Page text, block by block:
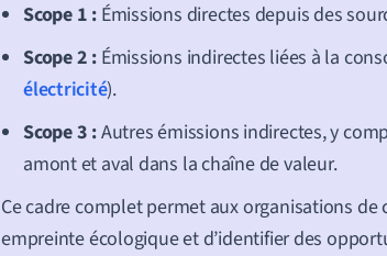
Scope 1 : Émissions directes depuis des
Scope 2 : Émissions indirectes liées à la
électricité).
Scope 3 :Autres émissions indirectes, y
amont et aval dans la chaîne de valeur.
Ce cadre complet permet aux organisations de
empreinte écologique et d’identifier des